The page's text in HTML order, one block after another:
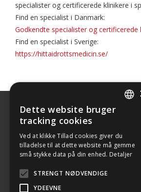
specialister og certificerede klinikere i
Find en specialist i Danmark:
Godkendte specialister og certificerede
Find en specialist i Sverige:
https://hittaidrottsmedicin.se/
Dansk Selskab for
Formand
ld@sportsfysioterapi.dk
Tlf.: 42 63 90 53
DEFAULT
Dette website bruger
tracking cookies
Ved at klikke Tillad cookies giver du
tilladelse til at dette website må gemme
små stykke data på din enhed. Detaljer
STRENGT NØDVENDIGE
YDEEVNE